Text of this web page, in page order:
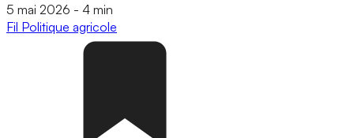
5 mai 2026 - 4 min
Fil Politique agricole